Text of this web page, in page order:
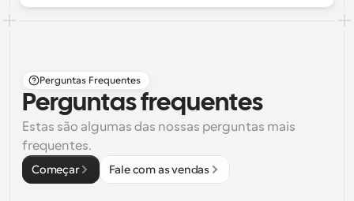
Perguntas Frequentes
Perguntas frequentes
Estas são algumas das nossas perguntas mais
frequentes.
Começar Fale com as vendas